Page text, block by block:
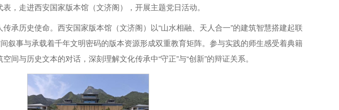
，走进西安国家版本馆（文济阁），开展主题党日活动。
承历史使命。西安国家版本馆（文济阁）以“山水相融、天人合一”的建筑智慧搭建起联
叙事与承载着千年文明密码的版本资源形成双重教育矩阵。参与实践的师生感受着典籍
间与历史文本的对话，深刻理解文化传承中“守正”与“创新”的辩证关系。